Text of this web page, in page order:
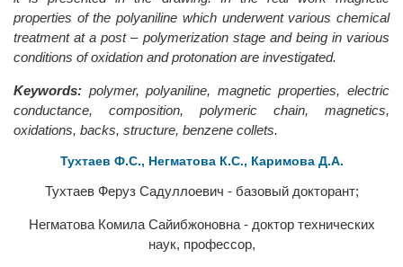
properties of the polyaniline which underwent various chemical
treatment at a post – polymerization stage and being in various
conditions of oxidation and protonation are investigated.
Keywords: polymer, polyaniline, magnetic properties, electric
conductance, composition, polymeric chain, magnetics,
oxidations, backs, structure, benzene collets.
Тухтаев Ф.С., Негматова К.С., Каримова Д.А.
Тухтаев Феруз Садуллоевич - базовый докторант;
Негматова Комила Сайибжоновна - доктор технических
наук, профессор,